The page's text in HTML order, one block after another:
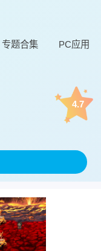
专题合集 PC应用
4.7